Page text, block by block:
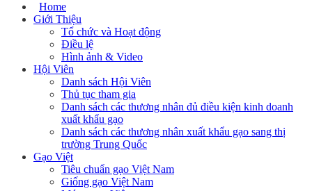
Home
Giới Thiệu
Tổ chức và Hoạt động
Điều lệ
Hình ảnh & Video
Hội Viên
Danh sách Hội Viên
Thủ tục tham gia
Danh sách các thương nhân đủ điều kiện kinh doanh
xuất khẩu gạo
Danh sách các thương nhân xuất khẩu gạo sang thị
trường Trung Quốc
Gạo Việt
Tiêu chuẩn gạo Việt Nam
Giống gạo Việt Nam